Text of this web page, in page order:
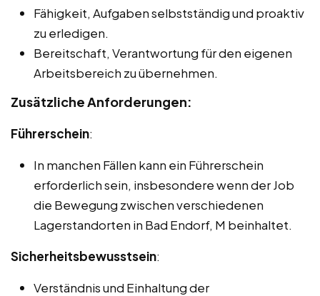
Fähigkeit, Aufgaben selbstständig und proaktiv
zu erledigen.
Bereitschaft, Verantwortung für den eigenen
Arbeitsbereich zu übernehmen.
Zusätzliche Anforderungen:
Führerschein:
In manchen Fällen kann ein Führerschein
erforderlich sein, insbesondere wenn der Job
die Bewegung zwischen verschiedenen
Lagerstandorten in Bad Endorf, M beinhaltet.
Sicherheitsbewusstsein:
Verständnis und Einhaltung der